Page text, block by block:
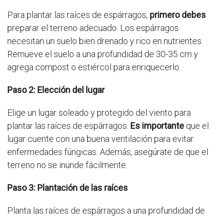
Para plantar las raíces de espárragos, primero debes
preparar el terreno adecuado. Los espárragos
necesitan un suelo bien drenado y rico en nutrientes.
Remueve el suelo a una profundidad de 30-35 cm y
agrega compost o estiércol para enriquecerlo.
Paso 2: Elección del lugar
Elige un lugar soleado y protegido del viento para
plantar las raíces de espárragos. Es importante que el
lugar cuente con una buena ventilación para evitar
enfermedades fúngicas. Además, asegúrate de que el
terreno no se inunde fácilmente.
Paso 3: Plantación de las raíces
Planta las raíces de espárragos a una profundidad de